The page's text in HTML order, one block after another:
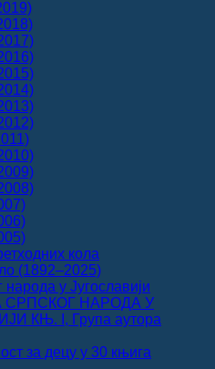
кола
(1892‒2025)
народа у Југославији
СРПСКОГ НАРОДА У
КЊ. I, Група аутора
за децу у 30 књига